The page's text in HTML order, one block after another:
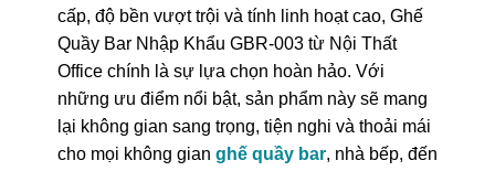
cấp, độ bền vượt trội và tính linh hoạt cao, Ghế
Quầy Bar Nhập Khẩu GBR-003 từ Nội Thất
Office chính là sự lựa chọn hoàn hảo. Với
những ưu điểm nổi bật, sản phẩm này sẽ mang
lại không gian sang trọng, tiện nghi và thoải mái
cho mọi không gian ghế quầy bar, nhà bếp, đến